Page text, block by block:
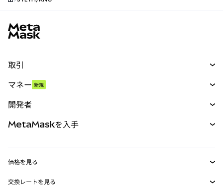
取引
パーペチュアル
RWA
マネー 新規
開発者
MetaMask Connect
MetaMaskを入手
価格を見る
イーサリアムの価格
交換レートを見る